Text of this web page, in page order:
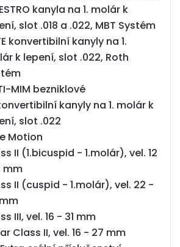
kanyla na 1. molár k
slot .018 a .022, MBT Systém
konvertibilní kanyly na 1.
k lepení, slot .022, Roth
MIM bezniklové
kanyly na 1. molár k
slot .022
Motion
II (1.bicuspid - 1.molár), vel. 12
mm
II (cuspid - 1.molár), vel. 22 -
III, vel. 16 - 31 mm
Class II, vel. 16 - 27 mm